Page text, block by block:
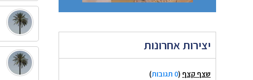
יצירות אחרונות
שצף קצף (0 תגובות
)